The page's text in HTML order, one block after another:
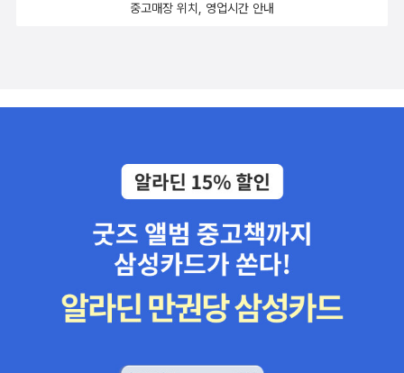
중고매장 위치, 영업시간 안내